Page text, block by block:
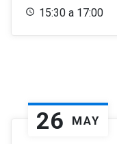
15:30 a 17:00
26 MAY